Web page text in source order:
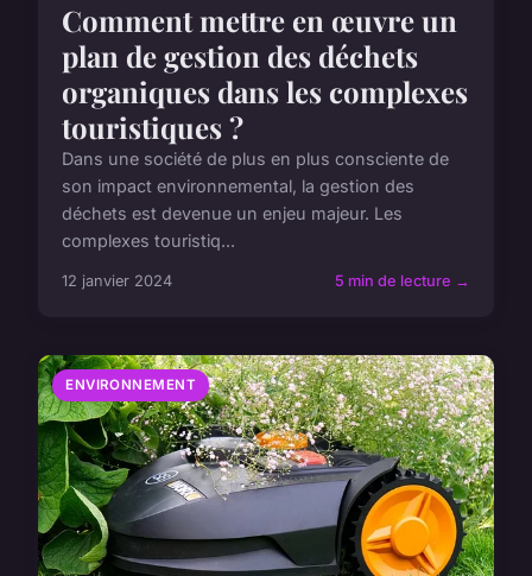
Comment mettre en œuvre un
plan de gestion des déchets
organiques dans les complexes
touristiques ?
Dans une société de plus en plus consciente de
son impact environnemental, la gestion des
déchets est devenue un enjeu majeur. Les
complexes touristiq...
12 janvier 2024 5 min de lecture →
ENVIRONNEMENT